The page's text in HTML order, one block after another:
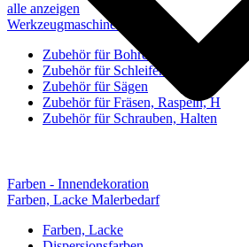
alle anzeigen
Werkzeugmaschinen-Zubehör
Zubehör für Bohren, Bohrhilfen
Zubehör für Schleifen, Poliere
Zubehör für Sägen
Zubehör für Fräsen, Raspeln, H
Zubehör für Schrauben, Halten
Farben - Innendekoration
Farben, Lacke Malerbedarf
Farben, Lacke